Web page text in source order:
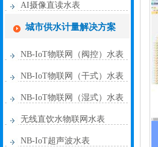
AI摄像直读水表
城市供水计量解决方案
NB-IoT物联网（阀控）水表
NB-IoT物联网（干式）水表
NB-IoT物联网（湿式）水表
无线直饮水物联网水表
NB-IoT超声波水表